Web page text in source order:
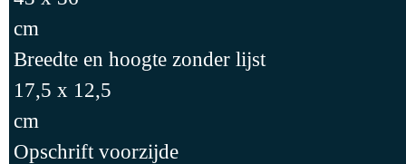
cm
Breedte en hoogte zonder lijst
17,5 x 12,5
cm
Opschrift voorzijde